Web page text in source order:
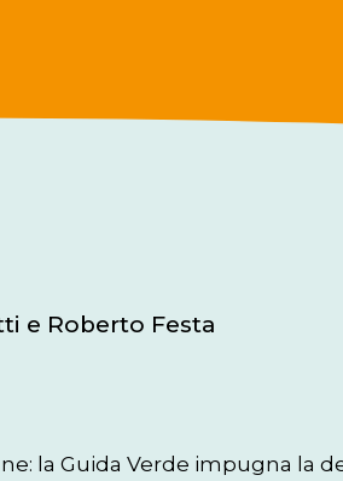
e Roberto Festa
la Guida Verde impugna la